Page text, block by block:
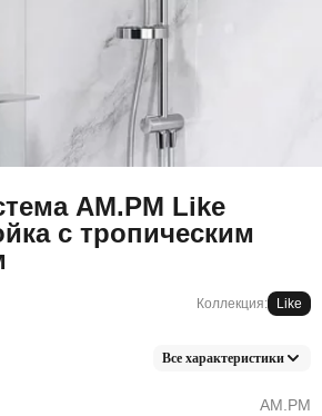
AM.PM Like
с тропическим
Коллекция: Like
Все характеристики
AM.PM